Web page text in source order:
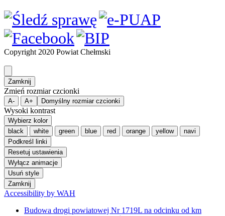
Copyright 2020 Powiat Chełmski
Zamknij
Zmień rozmiar czcionki
A- A+ Domyślny rozmiar czcionki
Wysoki kontrast
Wybierz kolor
black
white green blue red orange yellow
navi
Podkreśl linki
Resetuj ustawienia
Wyłącz animacje
Usuń style
Zamknij
Accessibility by WAH
Budowa drogi powiatowej Nr 1719L na odcinku od km